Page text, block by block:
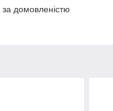
домовленістю